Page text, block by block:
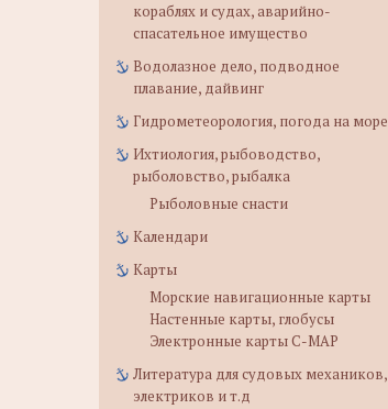
кораблях и судах, аварийно-
спасательное имущество
Водолазное дело, подводное
плавание, дайвинг
Гидрометеорология, погода на море
Ихтиология, рыбоводство,
рыболовство, рыбалка
Рыболовные снасти
Календари
Карты
Морские навигационные карты
Настенные карты, глобусы
Электронные карты C-MAP
Литература для судовых механиков,
электриков и т.д